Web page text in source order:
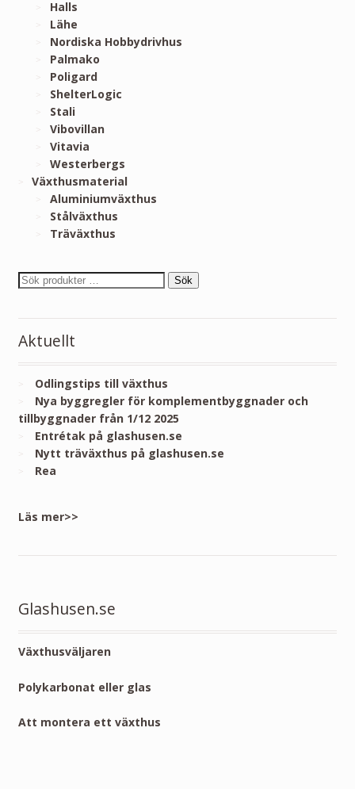
Halls
Lähe
Nordiska Hobbydrivhus
Palmako
Poligard
ShelterLogic
Stali
Vibovillan
Vitavia
Westerbergs
Växthusmaterial
Aluminiumväxthus
Stålväxthus
Träväxthus
Sök
Aktuellt
Odlingstips till växthus
Nya byggregler för komplementbyggnader och
tillbyggnader från 1/12 2025
Entrétak på glashusen.se
Nytt träväxthus på glashusen.se
Rea
Läs mer>>
Glashusen.se
Växthusväljaren
Polykarbonat eller glas
Att montera ett växthus